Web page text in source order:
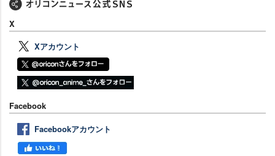
X
Xアカウント
Facebook
Facebookアカウント